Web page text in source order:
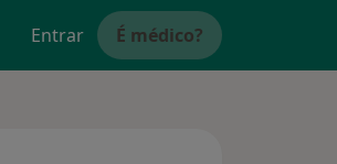
Entrar É médico?